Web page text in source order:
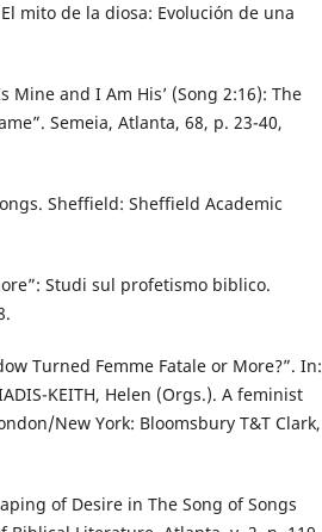
El mito de la diosa: Evolución de una
Mine and I Am His’ (Song 2:16): The
Semeia, Atlanta, 68, p. 23-40,
Sheffield: Sheffield Academic
Studi sul profetismo biblico.
Turned Femme Fatale or More?”. In:
KEITH, Helen (Orgs.). A feminist
New York: Bloomsbury T&T Clark,
of Desire in The Song of Songs